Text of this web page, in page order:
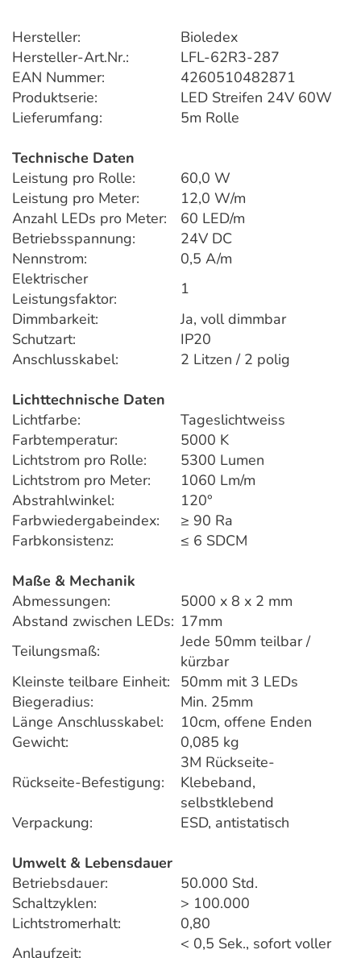
Hersteller:
Bioledex
Hersteller-Art.Nr.:
LFL-62R3-287
EAN Nummer:
4260510482871
Produktserie:
LED Streifen 24V 60W
Lieferumfang:
5m Rolle
Technische Daten
Leistung pro Rolle:
60,0 W
Leistung pro Meter:
12,0 W/m
Anzahl LEDs pro Meter:
60 LED/m
Betriebsspannung:
24V DC
Nennstrom:
0,5 A/m
Elektrischer
Leistungsfaktor:
1
Dimmbarkeit:
Ja, voll dimmbar
Schutzart:
IP20
Anschlusskabel:
2 Litzen / 2 polig
Lichttechnische Daten
Lichtfarbe:
Tageslichtweiss
Farbtemperatur:
5000 K
Lichtstrom pro Rolle:
5300 Lumen
Lichtstrom pro Meter:
1060 Lm/m
Abstrahlwinkel:
120°
Farbwiedergabeindex:
≥ 90 Ra
Farbkonsistenz:
≤ 6 SDCM
Maße & Mechanik
Abmessungen:
5000 x 8 x 2 mm
Abstand zwischen LEDs: 17mm
Teilungsmaß:
Jede 50mm teilbar /
kürzbar
Kleinste teilbare Einheit:
50mm mit 3 LEDs
Biegeradius:
Min. 25mm
Länge Anschlusskabel:
10cm, offene Enden
Gewicht:
0,085 kg
Rückseite-Befestigung:
3M Rückseite-
Klebeband,
selbstklebend
Verpackung:
ESD, antistatisch
Umwelt & Lebensdauer
Betriebsdauer:
50.000 Std.
Schaltzyklen:
> 100.000
Lichtstromerhalt:
0,80
Anlaufzeit:
< 0,5 Sek., sofort voller